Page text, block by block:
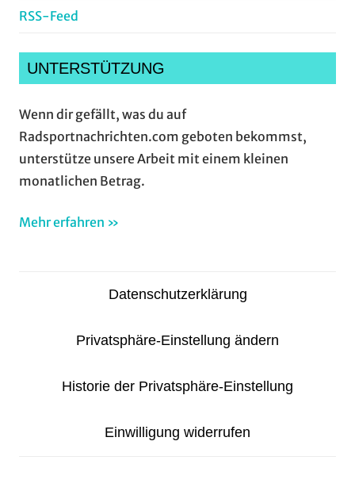
RSS-Feed
UNTERSTÜTZUNG
Wenn dir gefällt, was du auf
Radsportnachrichten.com geboten bekommst,
unterstütze unsere Arbeit mit einem kleinen
monatlichen Betrag.
Mehr erfahren »
Datenschutzerklärung
Privatsphäre-Einstellung ändern
Historie der Privatsphäre-Einstellung
Einwilligung widerrufen